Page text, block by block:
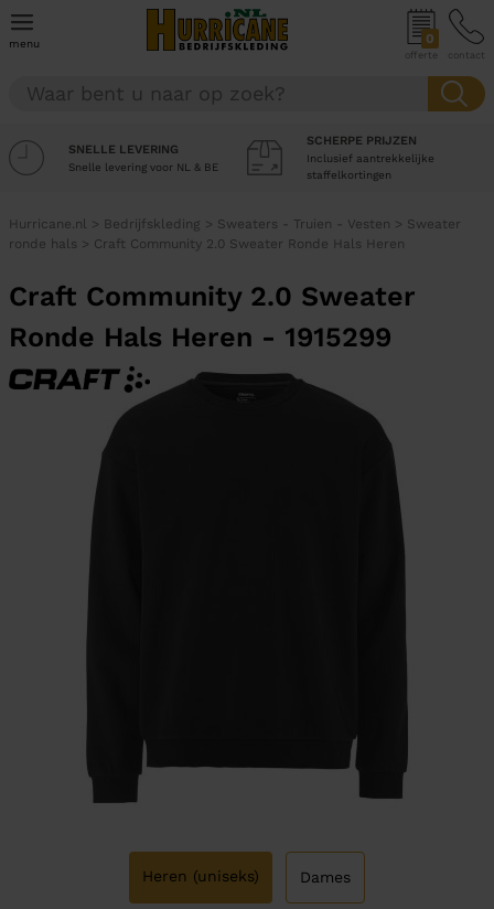
menu 0
offerte contact
SNELLE LEVERING
Snelle levering voor NL & BE
SCHERPE PRIJZEN
Inclusief aantrekkelijke
staffelkortingen
Hurricane.nl > Bedrijfskleding > Sweaters - Truien - Vesten > Sweater
ronde hals > Craft Community 2.0 Sweater Ronde Hals Heren
Craft Community 2.0 Sweater
Ronde Hals Heren - 1915299
Heren (uniseks) Dames